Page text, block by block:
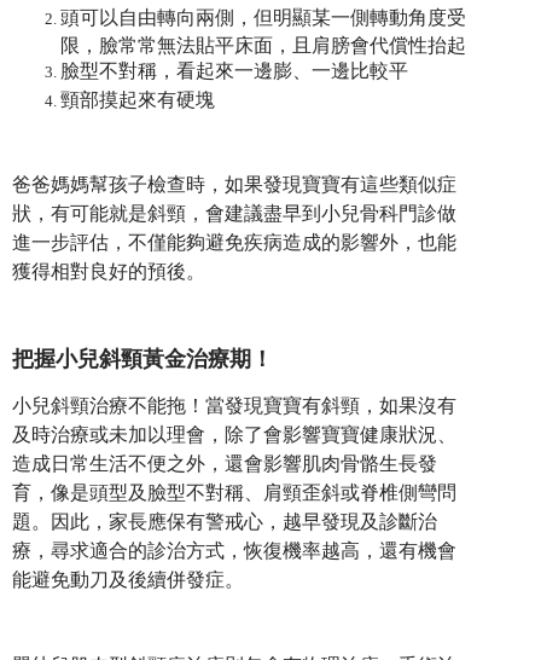
頭可以自由轉向兩側，但明顯某一側轉動角度受
限，臉常常無法貼平床面，且肩膀會代償性抬起
臉型不對稱，看起來一邊膨、一邊比較平
頸部摸起來有硬塊
爸爸媽媽幫孩子檢查時，如果發現寶寶有這些類似症
狀，有可能就是斜頸，會建議盡早到小兒骨科門診做
進一步評估，不僅能夠避免疾病造成的影響外，也能
獲得相對良好的預後。
把握小兒斜頸黃金治療期！
小兒斜頸治療不能拖！當發現寶寶有斜頸，如果沒有
及時治療或未加以理會，除了會影響寶寶健康狀況、
造成日常生活不便之外，還會影響肌肉骨骼生長發
育，像是頭型及臉型不對稱、肩頸歪斜或脊椎側彎問
題。因此，家長應保有警戒心，越早發現及診斷治
療，尋求適合的診治方式，恢復機率越高，還有機會
能避免動刀及後續併發症。